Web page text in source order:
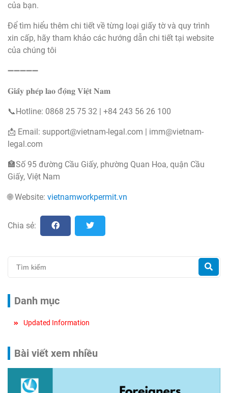
của bạn.
Để tìm hiểu thêm chi tiết về từng loại giấy tờ và quy trình
xin cấp, hãy tham khảo các hướng dẫn chi tiết tại website
của chúng tôi
➖➖➖➖➖
𝐆𝐢𝐚̂́𝐲 𝐩𝐡𝐞́𝐩 𝐥𝐚𝐨 đ𝐨̣̂𝐧𝐠 𝐕𝐢𝐞̣̂𝐭 𝐍𝐚𝐦
📞Hotline: 0868 25 75 32 | +84 243 56 26 100
📩 Email: support@vietnam-legal.com
imm@vietnam-
legal.com
🏣Số 95 đường Cầu Giấy, phường Quan Hoa, quận Cầu
Giấy, Việt Nam
🌐 Website: vietnamworkpermit.vn
Chia sẻ:
Danh mục
Updated Information
Bài viết xem nhiều